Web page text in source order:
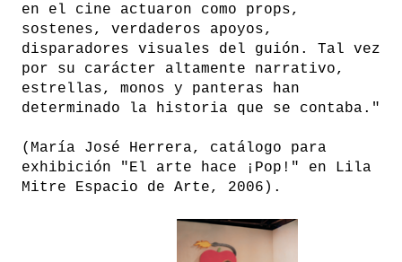
en el cine actuaron como props,
sostenes, verdaderos apoyos,
disparadores visuales del guión. Tal vez
por su carácter altamente narrativo,
estrellas, monos y panteras han
determinado la historia que se contaba."
(María José Herrera, catálogo para
exhibición "El arte hace ¡Pop!" en Lila
Mitre Espacio de Arte, 2006).